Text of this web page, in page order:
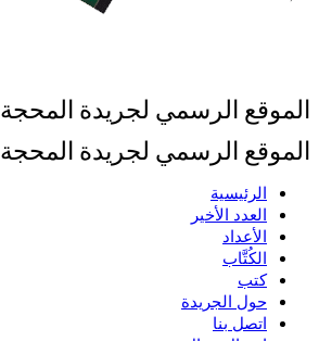
الموقع الرسمي لجريدة المحجة
الموقع الرسمي لجريدة المحجة
الرئيسية
العدد الأخير
الأعداد
الكُتَّاب
كتب
حول الجريدة
اتصل بنا